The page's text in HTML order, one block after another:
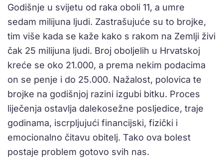
Godišnje u svijetu od raka oboli 11, a umre
sedam milijuna ljudi. Zastrašujuće su to brojke,
tim više kada se kaže kako s rakom na Zemlji živi
čak 25 milijuna ljudi. Broj oboljelih u Hrvatskoj
kreće se oko 21.000, a prema nekim podacima
on se penje i do 25.000. Nažalost, polovica te
brojke na godišnjoj razini izgubi bitku. Proces
liječenja ostavlja dalekosežne posljedice, traje
godinama, iscrpljujući financijski, fizički i
emocionalno čitavu obitelj. Tako ova bolest
postaje problem gotovo svih nas.